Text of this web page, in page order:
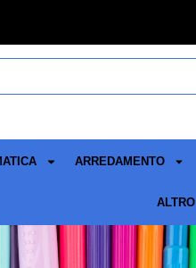
ARREDAMENTO
ALTRO